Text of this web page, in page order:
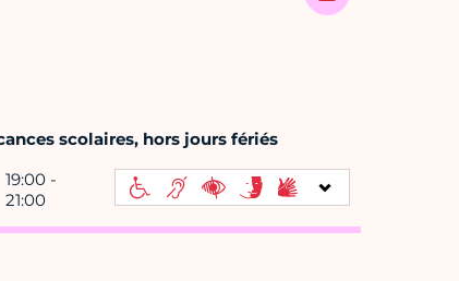
scolaires, hors jours fériés
19:00 -
21:00